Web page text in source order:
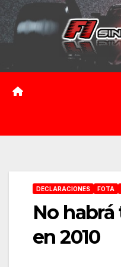
Saltar
contenido
DECLARACIONES FOTA
No
en 2010